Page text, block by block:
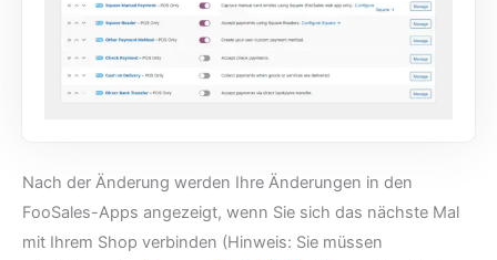
Nach der Änderung werden Ihre Änderungen in den
FooSales-Apps angezeigt, wenn Sie sich das nächste Mal
mit Ihrem Shop verbinden (Hinweis: Sie müssen